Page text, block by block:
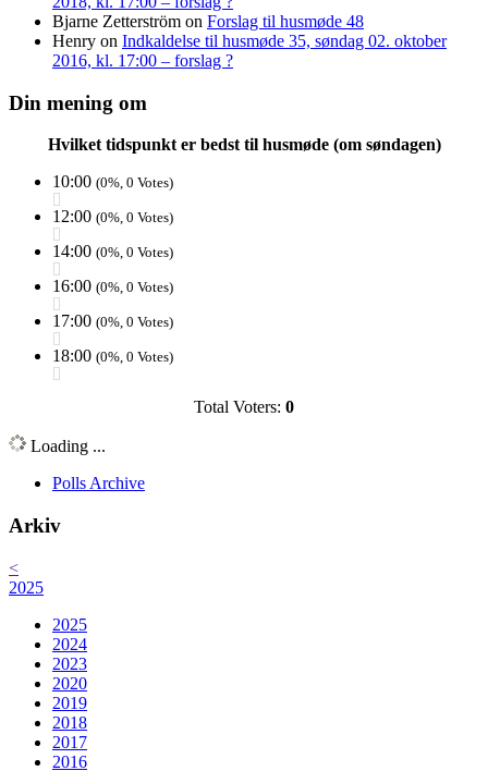
Bjarne Zetterström on Forslag til husmøde 48
Henry on Indkaldelse til husmøde 35, søndag 02. oktober
2016, kl. 17:00 – forslag ?
Din mening om
Hvilket tidspunkt er bedst til husmøde (om søndagen)
10:00 (0%, 0 Votes)
12:00 (0%, 0 Votes)
14:00 (0%, 0 Votes)
16:00 (0%, 0 Votes)
17:00 (0%, 0 Votes)
18:00 (0%, 0 Votes)
Total Voters: 0
Loading ...
Polls Archive
Arkiv
<
2025
2025
2024
2023
2020
2019
2018
2017
2016